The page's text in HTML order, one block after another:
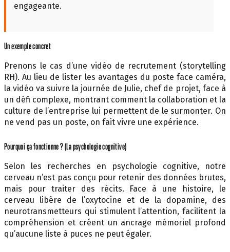
engageante.
Un exemple concret
Prenons le cas d’une vidéo de recrutement (storytelling
RH). Au lieu de lister les avantages du poste face caméra,
la vidéo va suivre la journée de Julie, chef de projet, face à
un défi complexe, montrant comment la collaboration et la
culture de l’entreprise lui permettent de le surmonter. On
ne vend pas un poste, on fait vivre une expérience.
Pourquoi ça fonctionne ? (La psychologie cognitive)
Selon les recherches en psychologie cognitive, notre
cerveau n’est pas conçu pour retenir des données brutes,
mais pour traiter des récits. Face à une histoire, le
cerveau libère de l’oxytocine et de la dopamine, des
neurotransmetteurs qui stimulent l’attention, facilitent la
compréhension et créent un ancrage mémoriel profond
qu’aucune liste à puces ne peut égaler.